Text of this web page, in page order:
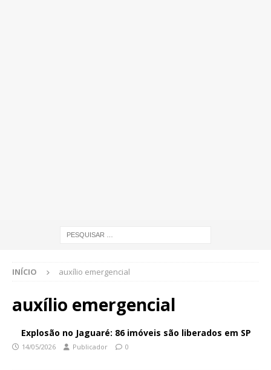
INÍCIO auxílio emergencial
auxílio emergencial
Explosão no Jaguaré: 86 imóveis são liberados em SP
14/05/2026 Publicador 0